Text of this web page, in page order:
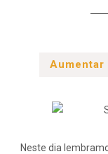
Aumentar
Neste dia